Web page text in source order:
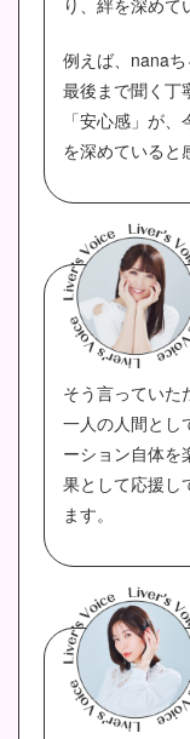
り、絆を深めて
例えば、nanaち
最後まで聞く丁
「安心感」が
を深めていると
そう言っていた
一人の人間とし
ーション自体を
果として応援し
ます。